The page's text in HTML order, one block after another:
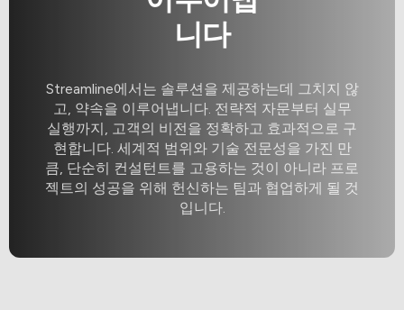
니다
Streamline에서는 솔루션을 제공하는데 그치지 않
고, 약속을 이루어냅니다. 전략적 자문부터 실무
실행까지, 고객의 비전을 정확하고 효과적으로 구
현합니다. 세계적 범위와 기술 전문성을 가진 만
큼, 단순히 컨설턴트를 고용하는 것이 아니라 프로
젝트의 성공을 위해 헌신하는 팀과 협업하게 될 것
입니다.